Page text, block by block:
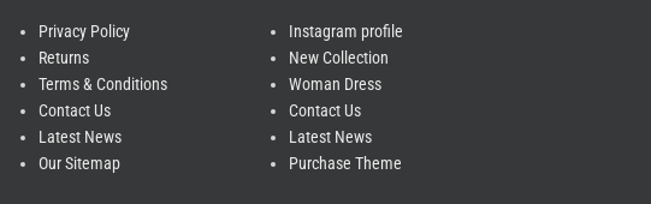
Privacy Policy
Returns
Terms & Conditions
Contact Us
Latest News
Our Sitemap
Instagram profile
New Collection
Woman Dress
Contact Us
Latest News
Purchase Theme